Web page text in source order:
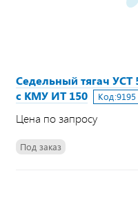
Седельный тягач УСТ
с КМУ ИТ 150
Код:9195
Цена по запросу
Под заказ